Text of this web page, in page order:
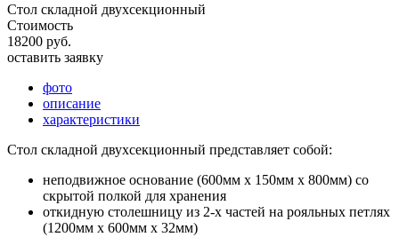
Стол складной двухсекционный
Стоимость
18200 руб.
оставить заявку
фото
описание
характеристики
Стол складной двухсекционный представляет собой:
неподвижное основание (600мм х 150мм х 800мм) со
скрытой полкой для хранения
откидную столешницу из 2-х частей на рояльных петлях
(1200мм х 600мм х 32мм)